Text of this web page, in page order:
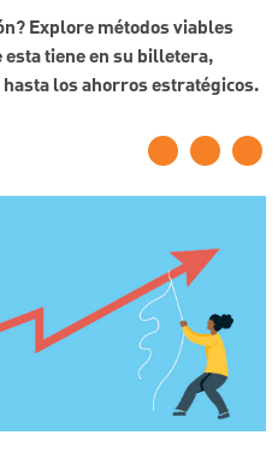
Explore métodos viables
tiene en su billetera,
los ahorros estratégicos.